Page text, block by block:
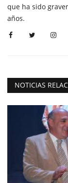
que ha sido
años.
NOTICIAS